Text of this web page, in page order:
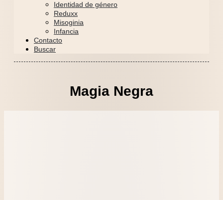
Identidad de género
Reduxx
Misoginia
Infancia
Contacto
Buscar
Magia Negra